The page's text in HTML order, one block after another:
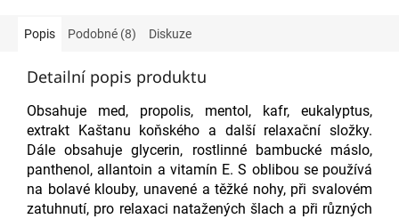
Popis Podobné (8) Diskuze
Detailní popis produktu
Obsahuje med, propolis, mentol, kafr, eukalyptus,
extrakt Kaštanu koňského a další relaxační složky.
Dále obsahuje glycerin, rostlinné bambucké máslo,
panthenol, allantoin a vitamín E. S oblibou se používá
na bolavé klouby, unavené a těžké nohy, při svalovém
zatuhnutí, pro relaxaci natažených šlach a při různých